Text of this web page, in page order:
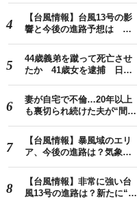
【台風情報】台風13号の影
響と今後の進路予想は 沖
44歳義弟を蹴って死亡させ
たか 41歳女を逮捕 日頃
妻が自宅で不倫…20年以上
も裏切られ続けた夫が“間
【台風情報】暴風域のエリ
ア、今後の進路は？気象予
【台風情報】非常に強い台
風13号の進路は？新たに“台